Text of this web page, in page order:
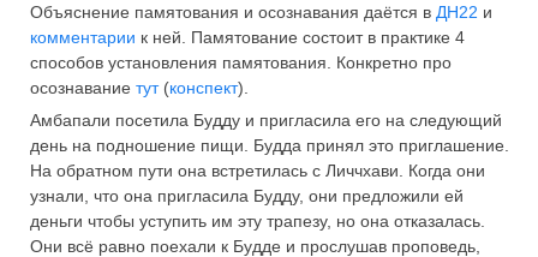
Объяснение памятования и осознавания даётся в ДН22 и
комментарии к ней. Памятование состоит в практике 4
способов установления памятования. Конкретно про
осознавание тут(конспект).
Амбапали посетила Будду и пригласила его на следующий
день на подношение пищи. Будда принял это приглашение.
На обратном пути она встретилась с Личчхави. Когда они
узнали, что она пригласила Будду, они предложили ей
деньги чтобы уступить им эту трапезу, но она отказалась.
Они всё равно поехали к Будде и прослушав проповедь,